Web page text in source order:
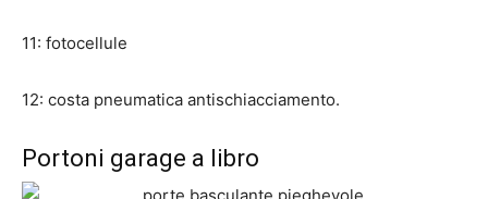
11: fotocellule
12: costa pneumatica antischiacciamento.
Portoni garage a libro